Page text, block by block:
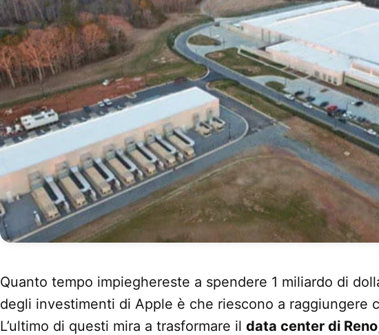
Quanto tempo impieghereste a spendere 1 miliardo di
degli investimenti di Apple è che riescono a raggiungere
L’ultimo di questi mira a trasformare il data center di Reno